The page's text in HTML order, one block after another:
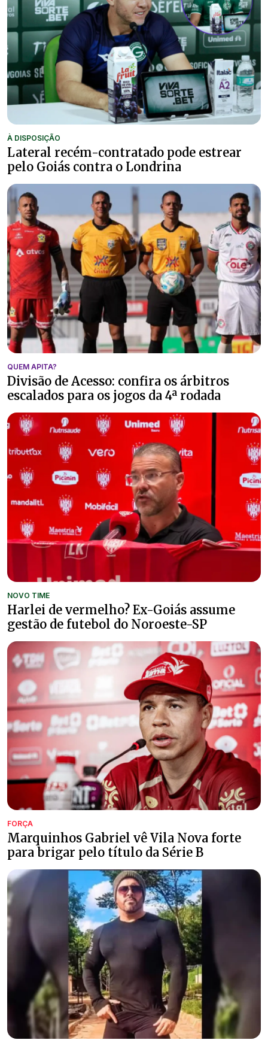
À DISPOSIÇÃO
Lateral recém-contratado pode estrear
pelo Goiás contra o Londrina
QUEM APITA?
Divisão de Acesso: confira os árbitros
escalados para os jogos da 4ª rodada
NOVO TIME
Harlei de vermelho? Ex-Goiás assume
gestão de futebol do Noroeste-SP
FORÇA
Marquinhos Gabriel vê Vila Nova forte
para brigar pelo título da Série B